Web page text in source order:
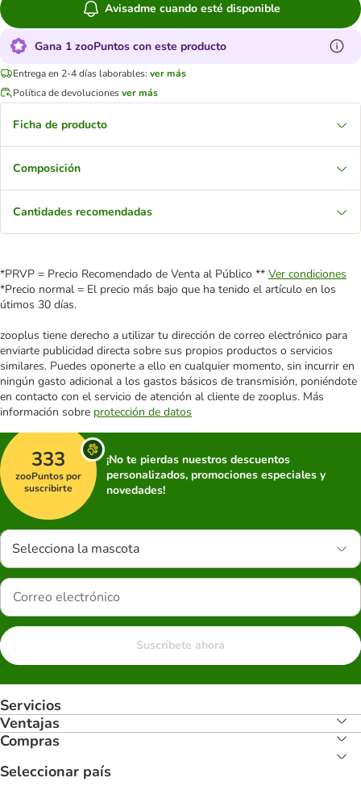
Avisadme cuando esté disponible
Gana 1 zooPuntos con este producto
Entrega en 2-4 días laborables: ver más
Política de devolucionesver más
Ficha de producto
Composición
Cantidades recomendadas
*PRVP = Precio Recomendado de Venta al Público ** Ver condiciones
*Precio normal = El precio más bajo que ha tenido el artículo en los
útimos 30 días.
zooplus tiene derecho a utilizar tu dirección de correo electrónico para
enviarte publicidad directa sobre sus propios productos o servicios
similares. Puedes oponerte a ello en cualquier momento, sin incurrir en
ningún gasto adicional a los gastos básicos de transmisión, poniéndote
en contacto con el servicio de atención al cliente de zooplus. Más
información sobre protección de datos
333
zooPuntos por
suscribirte
¡No te pierdas nuestros descuentos
personalizados, promociones especiales y
novedades!
Selecciona la mascota
Suscríbete ahora
Servicios
Ventajas
Compras
Seleccionar país